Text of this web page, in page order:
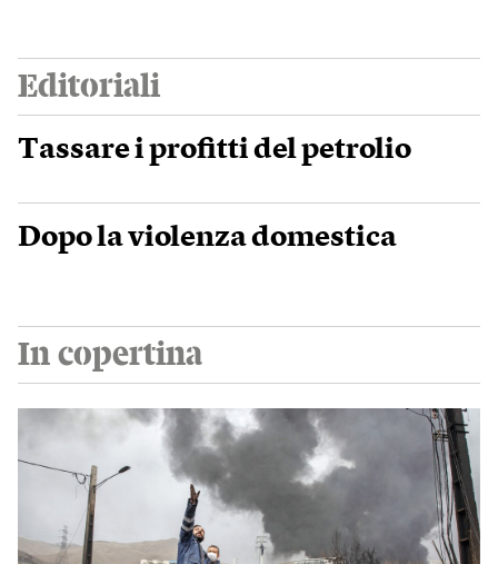
Editoriali
Tassare i profitti del petrolio
Dopo la violenza domestica
In copertina